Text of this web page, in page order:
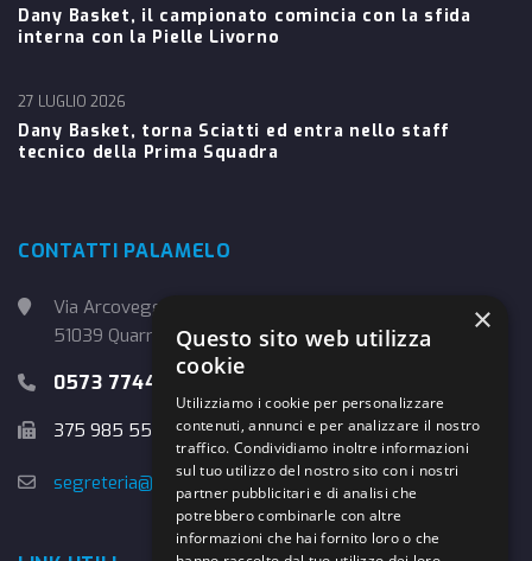
Dany Basket, il campionato comincia con la sfida
interna con la Pielle Livorno
Dany Basket, torna Sciatti ed entra nello staff
tecnico della Prima Squadra
27 LUGLIO 2026
CONTATTI PALAMELO
Via Arcoveggio, 4
51039 Quarrata (PT)
0573 774457
375 985 5526
segreteria@danybasket.it
×
Questo sito web utilizza
cookie
Utilizziamo i cookie per personalizzare
contenuti, annunci e per analizzare il nostro
traffico. Condividiamo inoltre informazioni
sul tuo utilizzo del nostro sito con i nostri
partner pubblicitari e di analisi che
potrebbero combinarle con altre
informazioni che hai fornito loro o che